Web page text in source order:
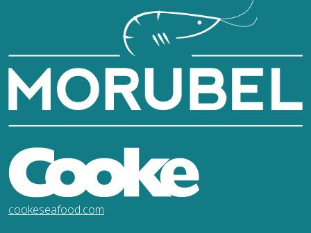
cookeseafood.com